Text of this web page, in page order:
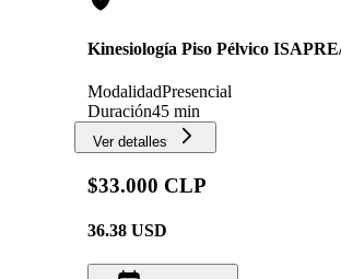
Kinesiología Piso Pélvico
ModalidadPresencial
Duración45 min
Ver detalles
$33.000 CLP
36.38 USD